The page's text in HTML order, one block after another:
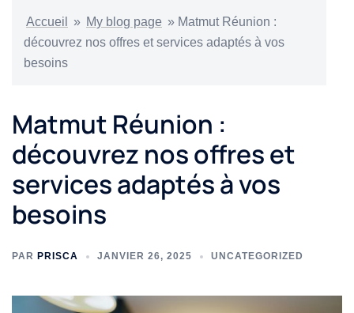
Accueil » My blog page » Matmut Réunion :
découvrez nos offres et services adaptés à vos
besoins
Matmut Réunion :
découvrez nos offres et
services adaptés à vos
besoins
PAR PRISCA JANVIER 26, 2025 UNCATEGORIZED